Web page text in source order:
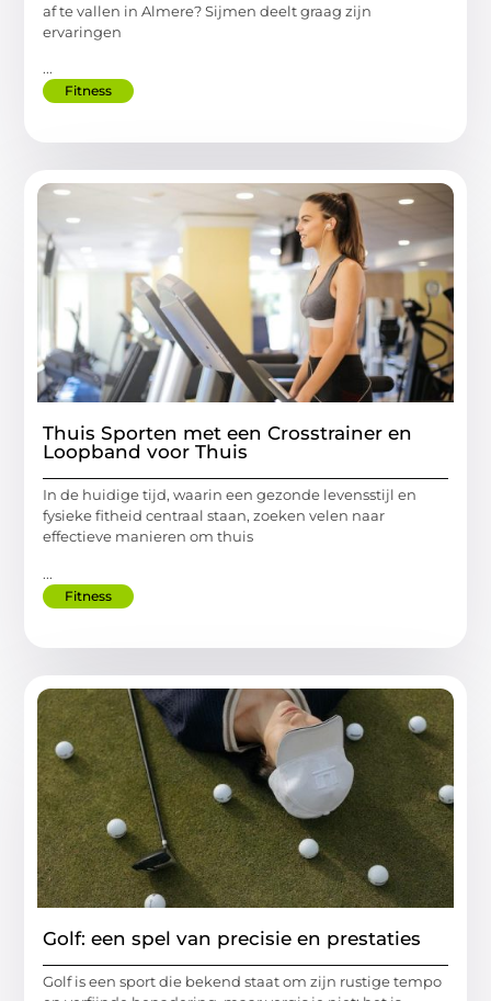
af te vallen in Almere? Sijmen deelt graag zijn
ervaringen
...
Fitness
Thuis Sporten met een Crosstrainer en
Loopband voor Thuis
In de huidige tijd, waarin een gezonde levensstijl en
fysieke fitheid centraal staan, zoeken velen naar
effectieve manieren om thuis
...
Fitness
Golf: een spel van precisie en prestaties
Golf is een sport die bekend staat om zijn rustige tempo